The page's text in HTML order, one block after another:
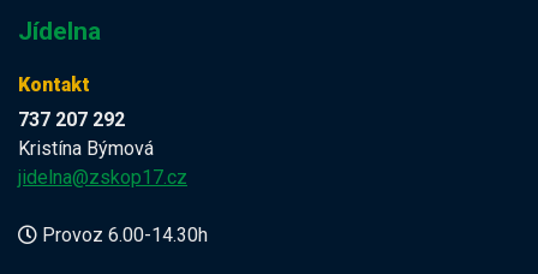
Jídelna
Kontakt
737 207 292
Kristína Býmová
jidelna@zskop17.cz
Provoz 6.00-14.30h